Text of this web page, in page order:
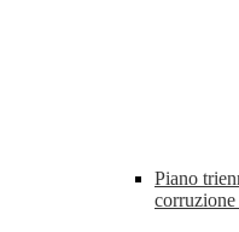
Piano
corruzione